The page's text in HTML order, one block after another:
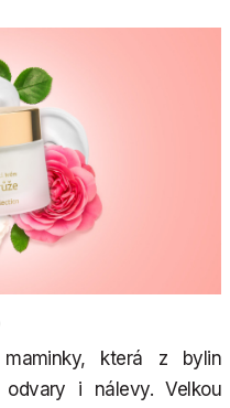
která z bylin
odvary i nálevy. Velkou